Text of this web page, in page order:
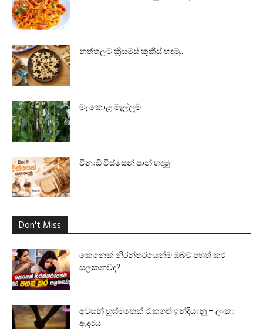
නත්තලට ක්‍රිස්මස් කුකීස් හදමු..
මෑ කොළ මැල්ලුම
විනාඩි විස්සෙන් පාන් හදමු
Don't Miss
කෙනෙක් නිරන්තරයෙන්ම ඔබව පහත් කර
සලකනවද?
අවසන් හුස්මතෙක් රැකගත් ඉන්දියානු – ලංකා
ආදරය